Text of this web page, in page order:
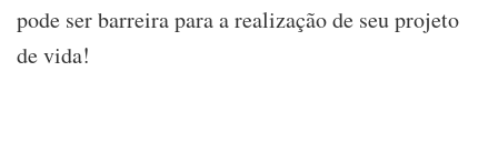
pode ser barreira para a realização de seu projeto
de vida!